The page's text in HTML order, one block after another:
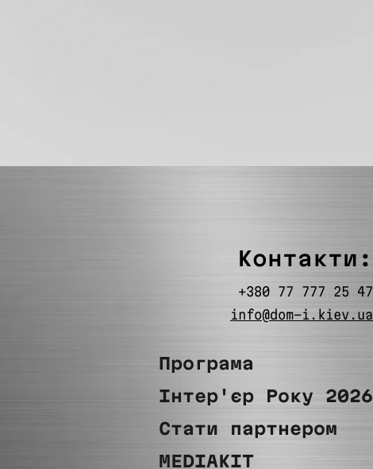
Програма
Інтер'єр Року 2026
Стати партнером
MEDIAKIT
Контакти:
+380 77 777 25 47
info@dom-i.kiev.ua